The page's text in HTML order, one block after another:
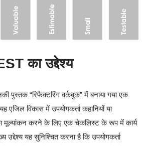
का उद्देश्य
पुस्तक “रिफैक्टरिंग वर्कबुक” में बनाया गया एक
विकास में उपयोगकर्ता कहानियों या
मूल्यांकन करने के लिए एक चेकलिस्ट के रूप में कार्य
यह सुनिश्चित करना है कि उपयोगकर्ता